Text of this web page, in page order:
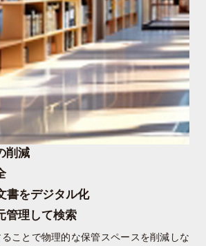
削減
書をデジタル化
管理して検索
ことで物理的な保管スペースを削減しな